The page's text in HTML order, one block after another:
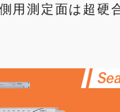
用測定面は超硬